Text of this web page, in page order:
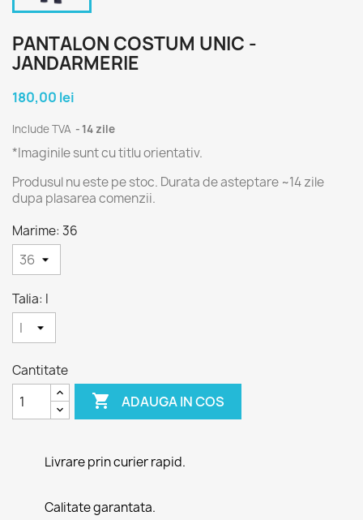
PANTALON COSTUM UNIC -
JANDARMERIE
180,00 lei
Include TVA 14 zile
*Imaginile sunt cu titlu orientativ.
Produsul nu este pe stoc. Durata de asteptare ~14 zile
dupa plasarea comenzii.
Marime: 36
Talia: I
Cantitate
 ADAUGA IN COS
Livrare prin curier rapid.
Calitate garantata.